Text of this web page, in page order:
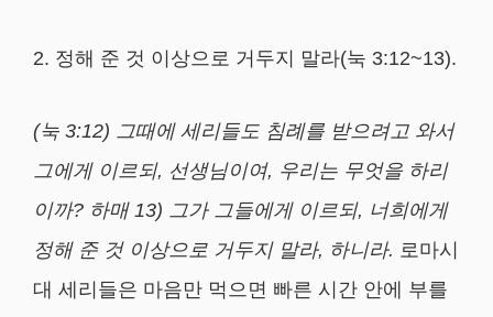
2. 정해 준 것 이상으로 거두지 말라(눅 3:12~13).
(눅 3:12) 그때에 세리들도 침례를 받으려고 와서
그에게 이르되, 선생님이여, 우리는 무엇을 하리
이까? 하매 13) 그가 그들에게 이르되, 너희에게
정해 준 것 이상으로 거두지 말라, 하니라. 로마시
대 세리들은 마음만 먹으면 빠른 시간 안에 부를